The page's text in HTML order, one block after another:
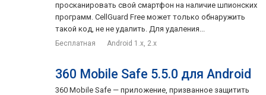
просканировать свой смартфон на наличие шпионских
программ. CellGuard Free может только обнаружить
такой код, не не удалить. Для удаления...
Бесплатная Android 1.x, 2.x
360 Mobile Safe 5.5.0 для Android
360 Mobile Safe — приложение, призванное защитить